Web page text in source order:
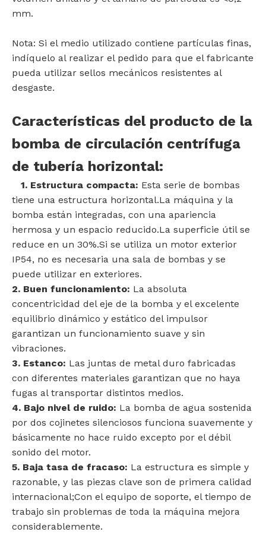
mm.
Nota: Si el medio utilizado contiene partículas finas,
indíquelo al realizar el pedido para que el fabricante
pueda utilizar sellos mecánicos resistentes al
desgaste.
Características del producto de la
bomba de circulación centrífuga
de tubería horizontal:
1. Estructura compacta: Esta serie de bombas
tiene una estructura horizontal.La máquina y la
bomba están integradas, con una apariencia
hermosa y un espacio reducido.La superficie útil se
reduce en un 30%.Si se utiliza un motor exterior
IP54, no es necesaria una sala de bombas y se
puede utilizar en exteriores.
2. Buen funcionamiento: La absoluta
concentricidad del eje de la bomba y el excelente
equilibrio dinámico y estático del impulsor
garantizan un funcionamiento suave y sin
vibraciones.
3. Estanco: Las juntas de metal duro fabricadas
con diferentes materiales garantizan que no haya
fugas al transportar distintos medios.
4. Bajo nivel de ruido: La bomba de agua sostenida
por dos cojinetes silenciosos funciona suavemente y
básicamente no hace ruido excepto por el débil
sonido del motor.
5. Baja tasa de fracaso: La estructura es simple y
razonable, y las piezas clave son de primera calidad
internacional;Con el equipo de soporte, el tiempo de
trabajo sin problemas de toda la máquina mejora
considerablemente.